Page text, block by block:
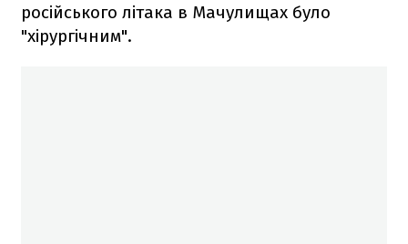
російського літака в Мачулищах було
"хірургічним".